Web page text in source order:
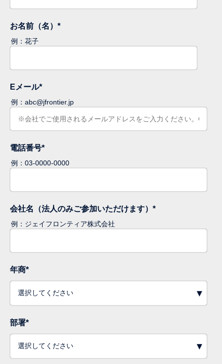
お名前（名） *
例：花子
Eメール*
例：abc@jfrontier.jp
電話番号*
例：03-0000-0000
会社名（法人のみご参加いただけます） *
例：ジェイフロンティア株式会社
年商*
部署*